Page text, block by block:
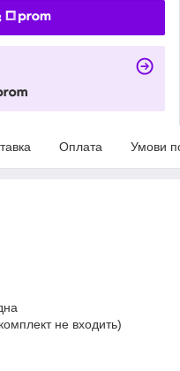
Оплата Умови
не входить)